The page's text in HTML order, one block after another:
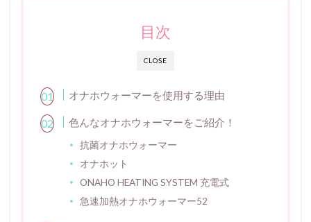
CLOSE
目次
オナホウォーマーを使用する理由
色んなオナホウォーマーをご紹介！
抗菌オナホウォーマー
オナホット
ONAHO HEATING SYSTEM 充電式
急速加熱オナホウォーマー52